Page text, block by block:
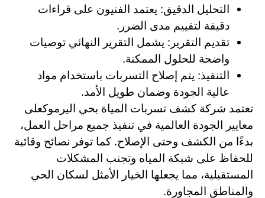
التحليل الدقيق: يعتمد الفنيون على قراءات
دقيقة لتقييم مدى الضرر.
تقديم التقرير: يشمل التقرير النهائي توصيات
واضحة للحلول الممكنة.
التنفيذ: يتم إصلاح التسربات باستخدام مواد
عالية الجودة وضمان طويل الأمد.
تعتمد شركة كشف تسربات المياة بحي اليرموكعلى
معايير الجودة العالمية في تنفيذ جميع مراحل العمل،
بدءًا من الكشف وحتى الإصلاح. كما توفر نصائح وقائية
للحفاظ على شبكة المياه وتجنب المشكلات
المستقبلية، مما يجعلها الخيار الأمثل لسكان الحي
والمناطق المجاورة.